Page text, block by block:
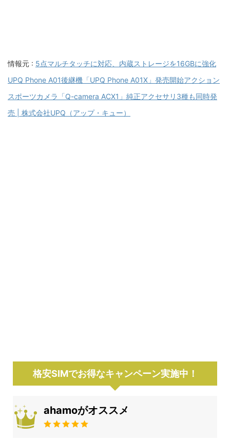
情報元 : 5点マルチタッチに対応、内蔵ストレージを16GBに強化
UPQ Phone A01後継機「UPQ Phone A01X」発売開始アクション
スポーツカメラ「Q-camera ACX1」純正アクセサリ3種も同時発
売 | 株式会社UPQ（アップ・キュー）
格安SIMでお得なキャンペーン実施中！
ahamoがオススメ